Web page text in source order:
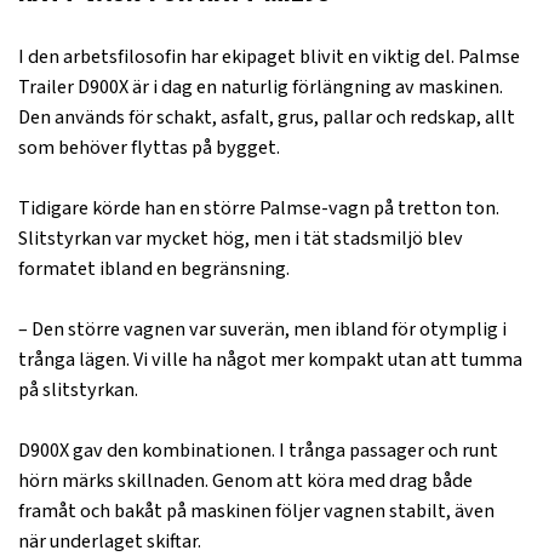
I den arbetsfilosofin har ekipaget blivit en viktig del. Palmse
Trailer D900X är i dag en naturlig förlängning av maskinen.
Den används för schakt, asfalt, grus, pallar och redskap, allt
som behöver flyttas på bygget.
Tidigare körde han en större Palmse-vagn på tretton ton.
Slitstyrkan var mycket hög, men i tät stadsmiljö blev
formatet ibland en begränsning.
– Den större vagnen var suverän, men ibland för otymplig i
trånga lägen. Vi ville ha något mer kompakt utan att tumma
på slitstyrkan.
D900X gav den kombinationen. I trånga passager och runt
hörn märks skillnaden. Genom att köra med drag både
framåt och bakåt på maskinen följer vagnen stabilt, även
när underlaget skiftar.